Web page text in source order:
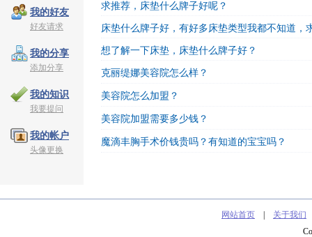
我的好友
好友请求
我的分享
添加分享
我的知识
我要提问
我的帐户
头像更换
求推荐，床垫什么牌子好呢？
床垫什么牌子好，有好多床垫类型我都不知道，
想了解一下床垫，床垫什么牌子好？
克丽缇娜美容院怎么样？
美容院怎么加盟？
美容院加盟需要多少钱？
魔滴丰胸手术价钱贵吗？有知道的宝宝吗？
网站首页 关于我们